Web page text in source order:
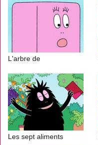
L'arbre de
Les sept aliments